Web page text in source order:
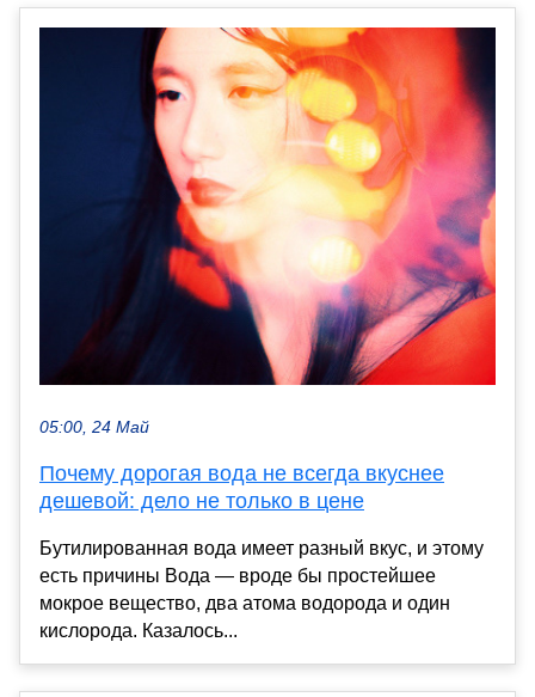
05:00, 24 Май
Почему дорогая вода не всегда вкуснее
дешевой: дело не только в цене
Бутилированная вода имеет разный вкус, и этому
есть причины Вода — вроде бы простейшее
мокрое вещество, два атома водорода и один
кислорода. Казалось...